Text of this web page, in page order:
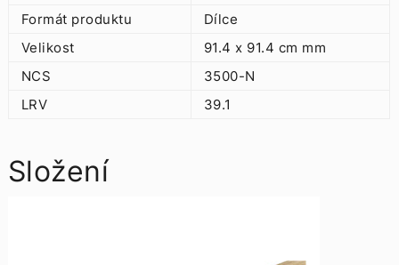
Formát produktu
Dílce
Velikost
91.4 x 91.4 cm mm
NCS
3500-N
LRV
39.1
Složení